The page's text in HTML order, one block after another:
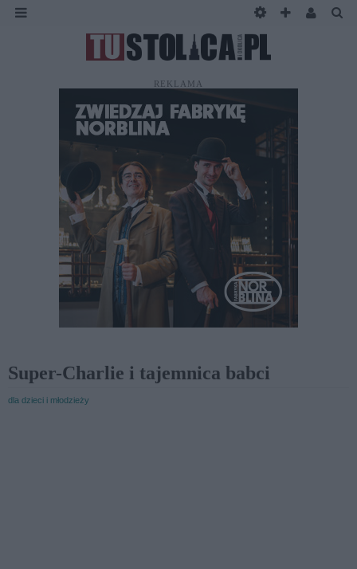
REKLAMA
Super-Charlie i tajemnica babci
dla dzieci i młodzieży